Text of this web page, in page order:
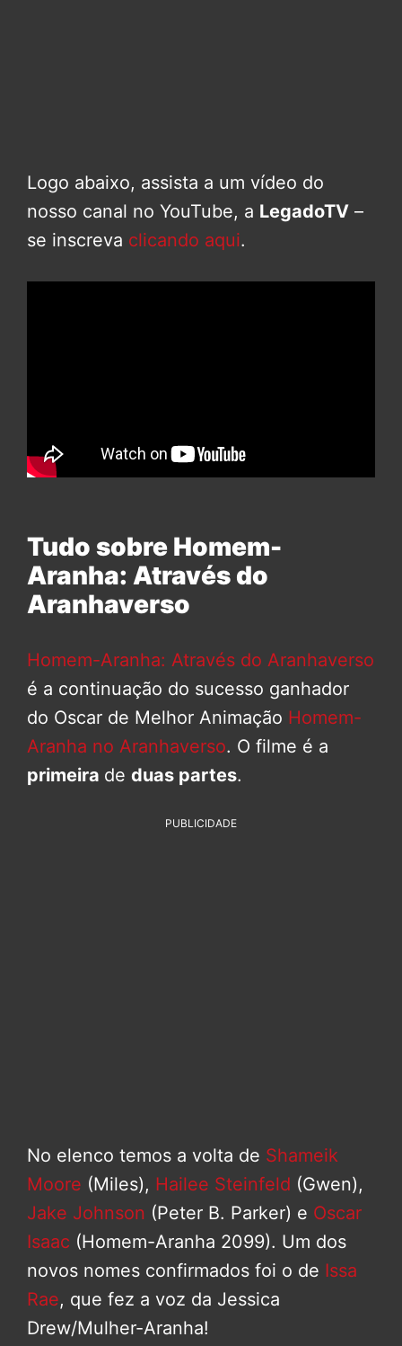
Logo abaixo, assista a um vídeo do
nosso canal no YouTube, a LegadoTV –
se inscreva clicando aqui.
Tudo sobre Homem-
Aranha: Através do
Aranhaverso
Homem-Aranha: Através do Aranhaverso
é a continuação do sucesso ganhador
do Oscar de Melhor Animação Homem-
Aranha no Aranhaverso. O filme é a
primeira de duas partes.
PUBLICIDADE
No elenco temos a volta de Shameik
Moore (Miles), Hailee Steinfeld (Gwen),
Jake Johnson (Peter B. Parker) e Oscar
Isaac (Homem-Aranha 2099). Um dos
novos nomes confirmados foi o de Issa
Rae, que fez a voz da Jessica
Drew/Mulher-Aranha!